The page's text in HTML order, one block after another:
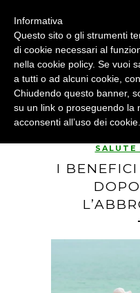
SALUTE
I
Informativa
Questo sito o gli strumenti
di cookie necessari al
nella cookie policy. Se vuoi
a tutti o ad alcuni cookie,
Chiudendo questo banner,
su un link o proseguendo la
acconsenti all’uso dei cookie.